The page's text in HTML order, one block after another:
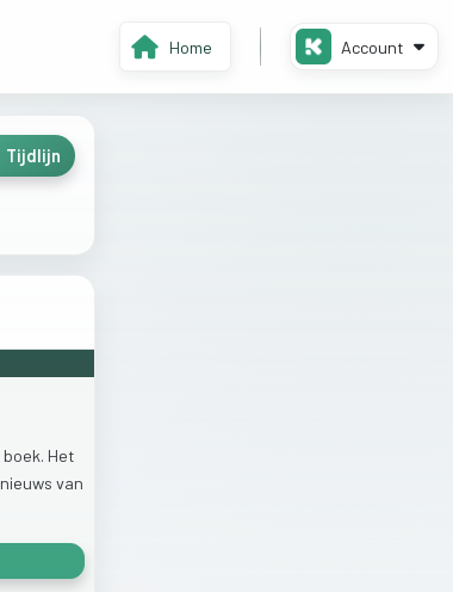
Home Account
Tijdlijn
boek. Het
nieuws van